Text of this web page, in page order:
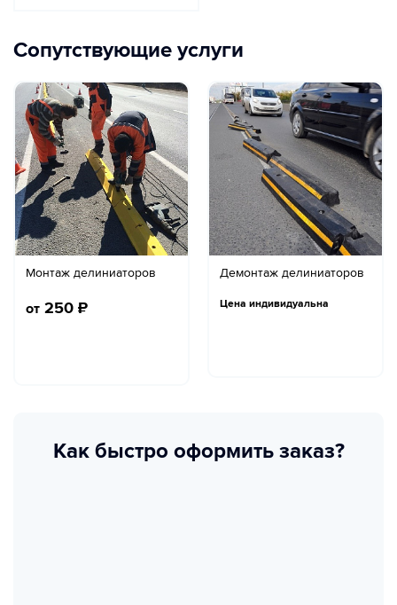
Сопутствующие услуги
Монтаж делиниаторов
от 250 ₽
Демонтаж делиниаторов
Цена индивидуальна
Как быстро оформить заказ?